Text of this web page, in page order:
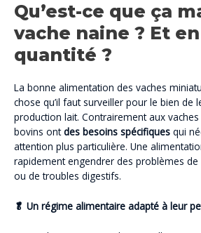
Qu’est-ce que ça
vache naine ? Et
quantité ?
La bonne alimentation des vaches
chose qu’il faut surveiller pour le bien de
production lait. Contrairement aux
bovins ontdes besoins spécifiques qui
attention plus particulière. Une
rapidement engendrer des problèmes de
ou de troubles digestifs.
🥬 Un régime alimentaire adapté à leur